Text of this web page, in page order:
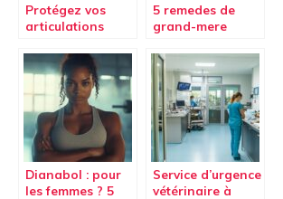
Protégez vos
articulations
musculation
Primary Strenght
pendant vos
séances
5 remedes de
grand-mere
faire murir un
bouton
rapidement
Dianabol : pour
les femmes ? 5
Service d’urgence
vétérinaire à